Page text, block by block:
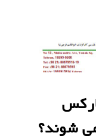
فارکس
شوند؟